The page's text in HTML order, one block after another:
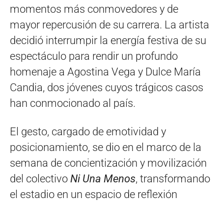
momentos más conmovedores y de
mayor repercusión de su carrera. La artista
decidió interrumpir la energía festiva de su
espectáculo para rendir un profundo
homenaje a Agostina Vega y Dulce María
Candia, dos jóvenes cuyos trágicos casos
han conmocionado al país.
El gesto, cargado de emotividad y
posicionamiento, se dio en el marco de la
semana de concientización y movilización
del colectivo Ni Una Menos, transformando
el estadio en un espacio de reflexión